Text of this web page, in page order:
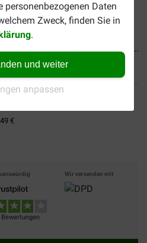
personenbezogenen Daten
Zweck, finden Sie in
.
und weiter
anpassen
Sanicat Recycled Cellulose...
Sicher bezahlen
€
Bewertungen
Wir versenden mit